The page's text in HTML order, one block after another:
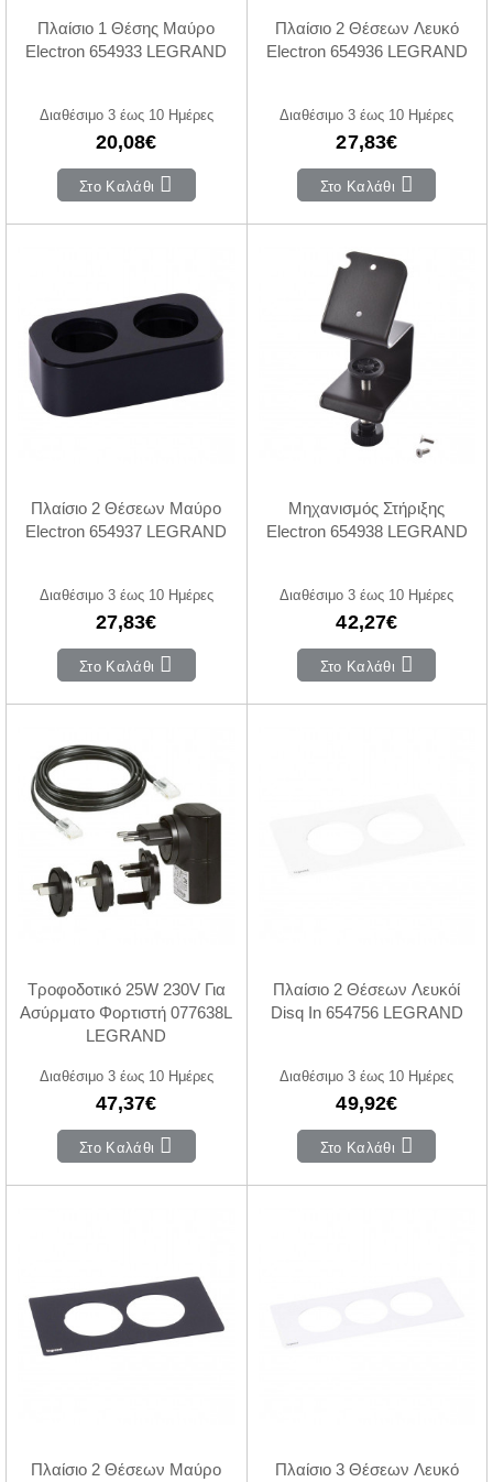
Πλαίσιο 1 Θέσης Μαύρο
Electron 654933 LEGRAND
Διαθέσιμο 3 έως 10 Ημέρες
20,08€
Στο Καλάθι
Πλαίσιο 2 Θέσεων Λευκό
Electron 654936 LEGRAND
Διαθέσιμο 3 έως 10 Ημέρες
27,83€
Στο Καλάθι
Πλαίσιο 2 Θέσεων Μαύρο
Electron 654937 LEGRAND
Διαθέσιμο 3 έως 10 Ημέρες
27,83€
Στο Καλάθι
Μηχανισμός Στήριξης
Electron 654938 LEGRAND
Διαθέσιμο 3 έως 10 Ημέρες
42,27€
Στο Καλάθι
Τροφοδοτικό 25W 230V Για
Ασύρματο Φορτιστή 077638L
LEGRAND
Διαθέσιμο 3 έως 10 Ημέρες
47,37€
Στο Καλάθι
Πλαίσιο 2 Θέσεων Λευκόί
Disq In 654756 LEGRAND
Διαθέσιμο 3 έως 10 Ημέρες
49,92€
Στο Καλάθι
Πλαίσιο 2 Θέσεων Μαύρο
Πλαίσιο 3 Θέσεων Λευκό